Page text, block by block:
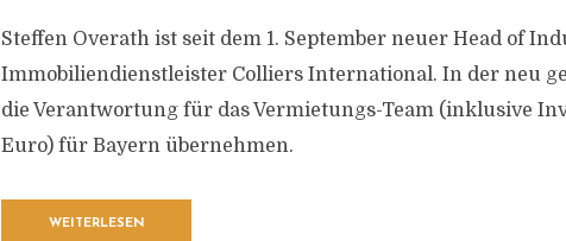
Steffen Overath ist seit dem 1. September neuer Head of
Immobiliendienstleister Colliers International. In der neu
die Verantwortung für das Vermietungs-Team (inklusive
Euro) für Bayern übernehmen.
WEITERLESEN